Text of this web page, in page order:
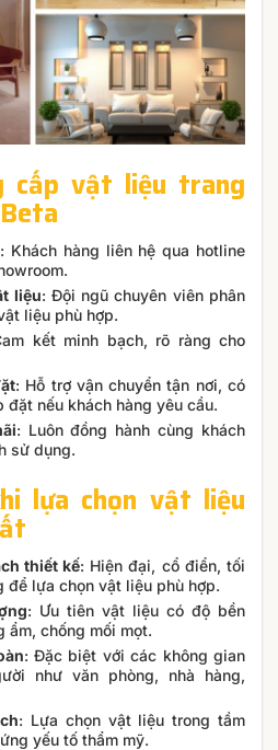
cấp vật liệu trang
: Khách hàng liên hệ qua hotline
liệu: Đội ngũ chuyên viên phân
liệu phù hợp.
kết minh bạch, rõ ràng cho
: Hỗ trợ vận chuyển tận nơi, có
nếu khách hàng yêu cầu.
: Luôn đồng hành cùng khách
sử dụng.
lựa chọn vật liệu
thiết kế: Hiện đại, cổ điển, tối
để lựa chọn vật liệu phù hợp.
: Ưu tiên vật liệu có độ bền
ẩm, chống mối mọt.
: Đặc biệt với các không gian
như văn phòng, nhà hàng,
: Lựa chọn vật liệu trong tầm
yếu tố thẩm mỹ.